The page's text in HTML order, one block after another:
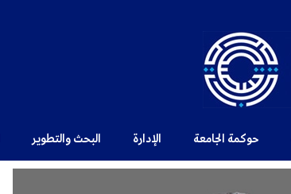
حوكمة الجامعة الإدارة البحث والتطوير